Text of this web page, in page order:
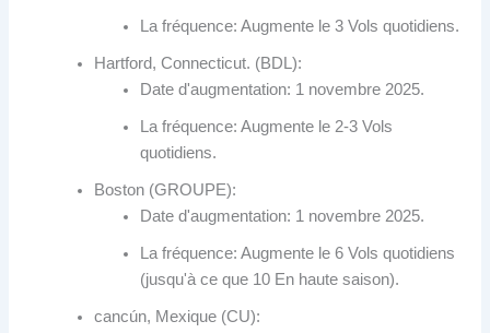
La fréquence: Augmente le 3 Vols quotidiens.
Hartford, Connecticut. (BDL):
Date d'augmentation: 1 novembre 2025.
La fréquence: Augmente le 2-3 Vols
quotidiens.
Boston (GROUPE):
Date d'augmentation: 1 novembre 2025.
La fréquence: Augmente le 6 Vols quotidiens
(jusqu'à ce que 10 En haute saison).
cancún, Mexique (CU):